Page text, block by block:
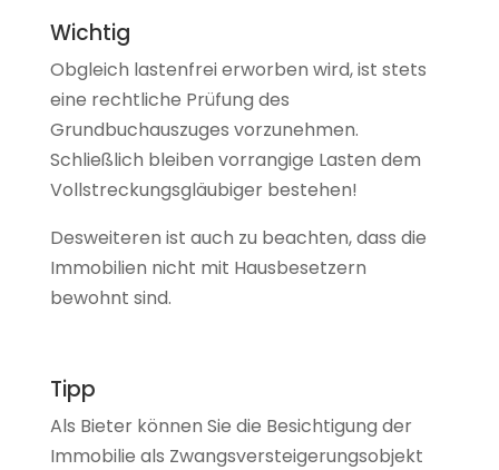
Wichtig
Obgleich lastenfrei erworben wird, ist stets
eine rechtliche Prüfung des
Grundbuchauszuges vorzunehmen.
Schließlich bleiben vorrangige Lasten dem
Vollstreckungsgläubiger bestehen!
Desweiteren ist auch zu beachten, dass die
Immobilien nicht mit Hausbesetzern
bewohnt sind.
Tipp
Als Bieter können Sie die Besichtigung der
Immobilie als Zwangsversteigerungsobjekt